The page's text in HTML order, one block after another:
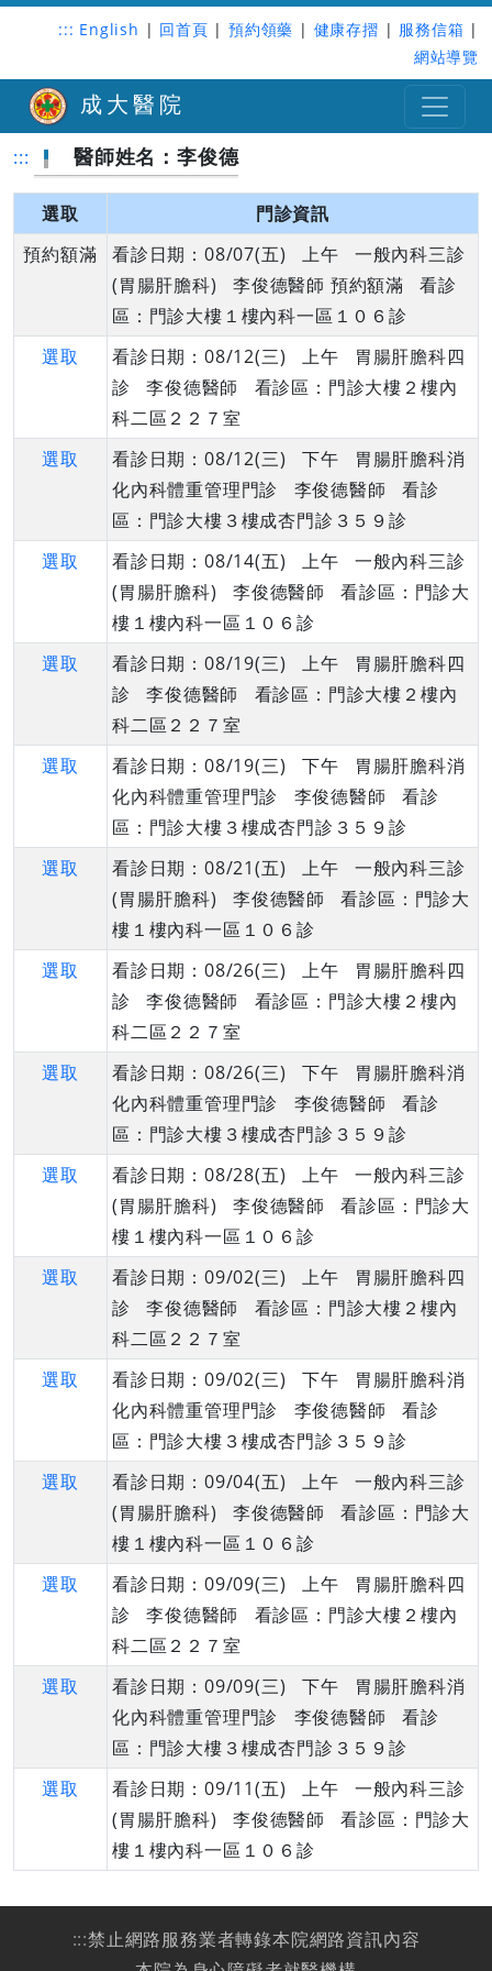
::: English | 回首頁 | 預約領藥 | 健康存摺 | 服務信箱 |
網站導覽
成大醫院
::: 醫師姓名：李俊德
選取
門診資訊
預約額滿
看診日期：08/07(五) 上午 一般內科三診
(胃腸肝膽科) 李俊德醫師 預約額滿 看診
區：門診大樓１樓內科一區１０６診
選取
看診日期：08/12(三) 上午 胃腸肝膽科四
診 李俊德醫師 看診區：門診大樓２樓內
科二區２２７室
選取
看診日期：08/12(三) 下午 胃腸肝膽科消
化內科體重管理門診 李俊德醫師 看診
區：門診大樓３樓成杏門診３５９診
選取
看診日期：08/14(五) 上午 一般內科三診
(胃腸肝膽科) 李俊德醫師 看診區：門診大
樓１樓內科一區１０６診
選取
看診日期：08/19(三) 上午 胃腸肝膽科四
診 李俊德醫師 看診區：門診大樓２樓內
科二區２２７室
選取
看診日期：08/19(三) 下午 胃腸肝膽科消
化內科體重管理門診 李俊德醫師 看診
區：門診大樓３樓成杏門診３５９診
選取
看診日期：08/21(五) 上午 一般內科三診
(胃腸肝膽科) 李俊德醫師 看診區：門診大
樓１樓內科一區１０６診
選取
看診日期：08/26(三) 上午 胃腸肝膽科四
診 李俊德醫師 看診區：門診大樓２樓內
科二區２２７室
選取
看診日期：08/26(三) 下午 胃腸肝膽科消
化內科體重管理門診 李俊德醫師 看診
區：門診大樓３樓成杏門診３５９診
選取
看診日期：08/28(五) 上午 一般內科三診
(胃腸肝膽科) 李俊德醫師 看診區：門診大
樓１樓內科一區１０６診
選取
看診日期：09/02(三) 上午 胃腸肝膽科四
診 李俊德醫師 看診區：門診大樓２樓內
科二區２２７室
選取
看診日期：09/02(三) 下午 胃腸肝膽科消
化內科體重管理門診 李俊德醫師 看診
區：門診大樓３樓成杏門診３５９診
選取
看診日期：09/04(五) 上午 一般內科三診
(胃腸肝膽科) 李俊德醫師 看診區：門診大
樓１樓內科一區１０６診
選取
看診日期：09/09(三) 上午 胃腸肝膽科四
診 李俊德醫師 看診區：門診大樓２樓內
科二區２２７室
選取
看診日期：09/09(三) 下午 胃腸肝膽科消
化內科體重管理門診 李俊德醫師 看診
區：門診大樓３樓成杏門診３５９診
選取
看診日期：09/11(五) 上午 一般內科三診
(胃腸肝膽科) 李俊德醫師 看診區：門診大
樓１樓內科一區１０６診
:::禁止網路服務業者轉錄本院網路資訊內容